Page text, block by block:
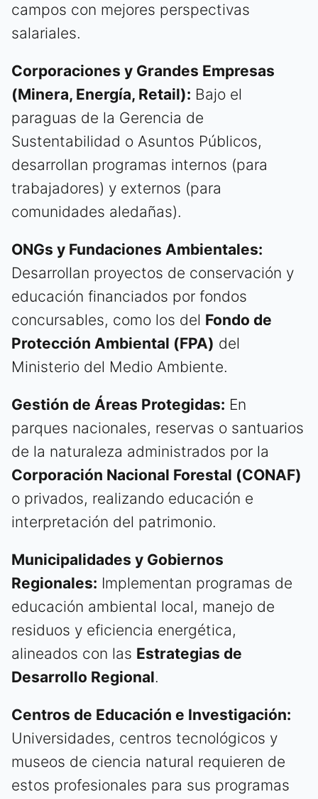
campos con mejores perspectivas
salariales.
Corporaciones y Grandes Empresas
(Minera, Energía, Retail): Bajo el
paraguas de la Gerencia de
Sustentabilidad o Asuntos Públicos,
desarrollan programas internos (para
trabajadores) y externos (para
comunidades aledañas).
ONGs y Fundaciones Ambientales:
Desarrollan proyectos de conservación y
educación financiados por fondos
concursables, como los del Fondo de
Protección Ambiental (FPA) del
Ministerio del Medio Ambiente.
Gestión de Áreas Protegidas: En
parques nacionales, reservas o santuarios
de la naturaleza administrados por la
Corporación Nacional Forestal (CONAF)
o privados, realizando educación e
interpretación del patrimonio.
Municipalidades y Gobiernos
Regionales: Implementan programas de
educación ambiental local, manejo de
residuos y eficiencia energética,
alineados con las Estrategias de
Desarrollo Regional.
Centros de Educación e Investigación:
Universidades, centros tecnológicos y
museos de ciencia natural requieren de
estos profesionales para sus programas